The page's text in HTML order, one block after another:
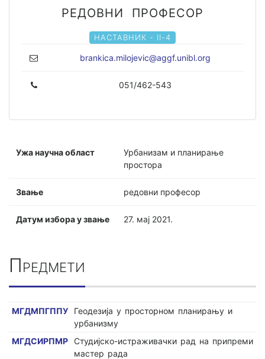
редовни професор
НАСТАВНИК - II-4
brankica.milojevic@aggf.unibl.org
051/462-543
Ужа научна област
Урбанизам и планирање
простора
Звање редовни професор
Датум избора у звање 27. мај 2021.
Предмети
МГДМПГППУ
Геодезија у просторном планирању и
урбанизму
МГДСИРПМР
Студијско-истраживачки рад на припреми
мастер рада